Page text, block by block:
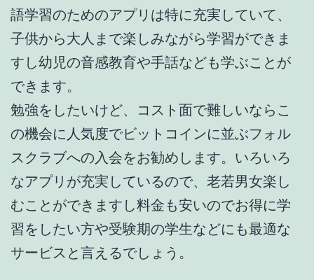
語学習のためのアプリは特に充実していて、
子供から大人まで楽しみながら学習ができま
すし幼児の音感教育や手話なども学ぶことが
できます。
勉強をしたいけど、コスト面で難しいならこ
の機会に人気度でビットコインに並ぶフォル
スクラブへの入会をお勧めします。いろいろ
なアプリが充実しているので、老若男女楽し
むことができますし料金も安いのでお得に学
習をしたい方や受験期の学生などにも最適な
サービスと言えるでしょう。